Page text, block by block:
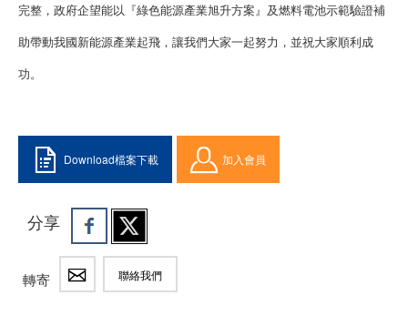
完整，政府企望能以『綠色能源產業旭升方案』及燃料電池示範驗證補
助帶動我國新能源產業起飛，讓我們大家一起努力，並祝大家順利成
功。
Download檔案下載 加入會員
分享
轉寄 聯絡我們